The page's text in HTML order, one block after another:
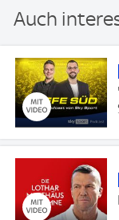
Auch